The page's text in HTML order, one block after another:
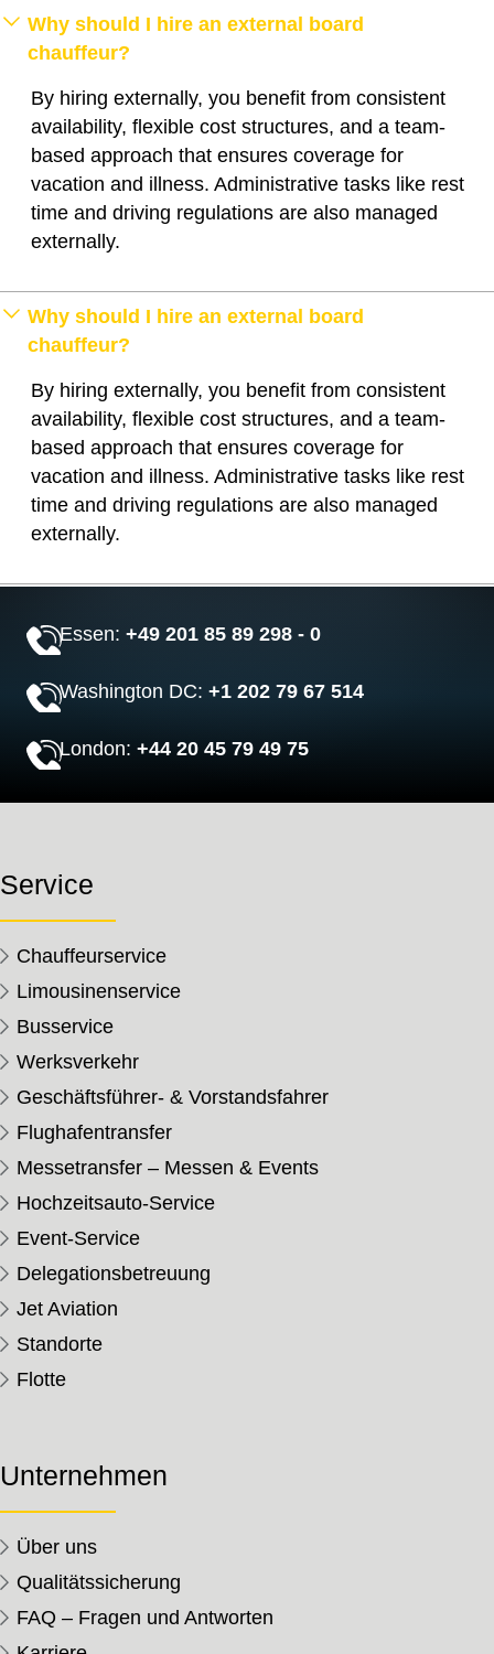
Why should I hire an external board
chauffeur?
By hiring externally, you benefit from consistent
availability, flexible cost structures, and a team-
based approach that ensures coverage for
vacation and illness. Administrative tasks like rest
time and driving regulations are also managed
externally.
Why should I hire an external board
chauffeur?
By hiring externally, you benefit from consistent
availability, flexible cost structures, and a team-
based approach that ensures coverage for
vacation and illness. Administrative tasks like rest
time and driving regulations are also managed
externally.
Essen:+49 201 85 89 298 - 0
Washington DC:+1 202 79 67 514
London:+44 20 45 79 49 75
Service
Chauffeurservice
Limousinenservice
Busservice
Werksverkehr
Geschäftsführer- & Vorstandsfahrer
Flughafentransfer
Messetransfer – Messen & Events
Hochzeitsauto-Service
Event-Service
Delegationsbetreuung
Jet Aviation
Standorte
Flotte
Unternehmen
Über uns
Qualitätssicherung
FAQ – Fragen und Antworten